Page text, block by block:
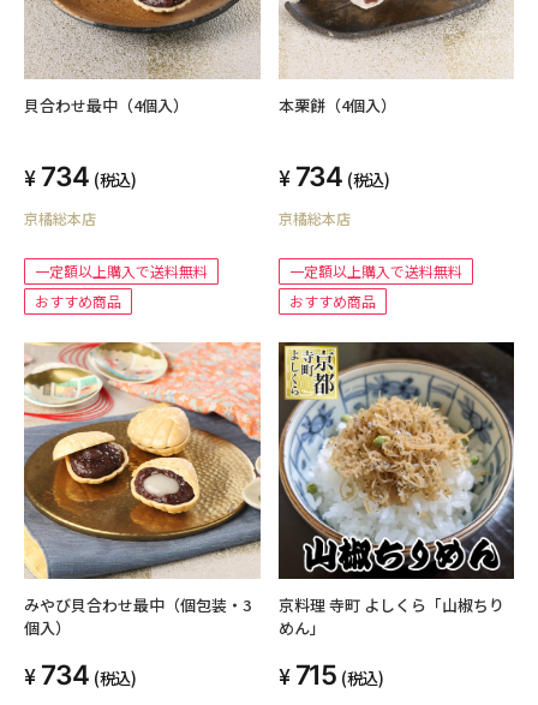
貝合わせ最中（4個入）
734 (税込)
京橘総本店
一定額以上購入で送料無料
おすすめ商品
本栗餅（4個入）
734 (税込)
京橘総本店
一定額以上購入で送料無料
おすすめ商品
みやび貝合わせ最中（個包装・3
個入）
734 (税込)
京料理 寺町 よしくら「山椒ちり
めん」
715 (税込)